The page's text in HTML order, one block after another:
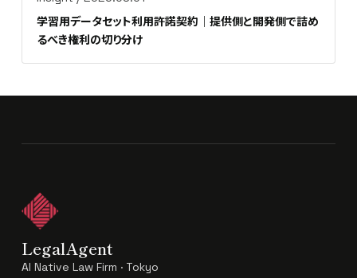
学習用データセット利用許諾契約｜提供側と開発側で詰め
るべき権利の切り分け
LegalAgent
AI Native Law Firm · Tokyo